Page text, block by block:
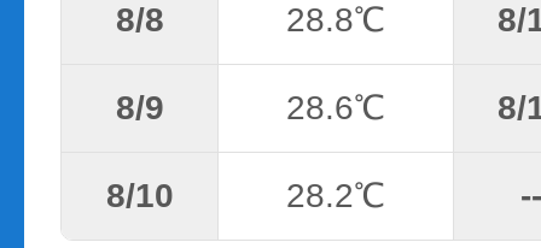
8/8 28.8℃ 8/
8/9 28.6℃ 8/
8/10 28.2℃ --